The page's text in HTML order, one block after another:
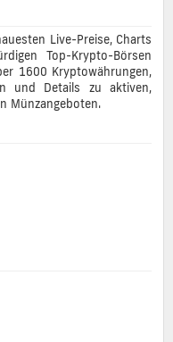
Live-Preise, Charts
Top-Krypto-Börsen
1600 Kryptowährungen,
und Details zu aktiven,
Münzangeboten.